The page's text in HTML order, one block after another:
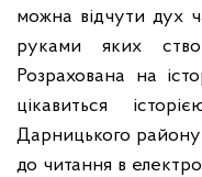
можна відчути дух
руками яких
Розрахована на
цікавиться
Дарницького району
до читання в